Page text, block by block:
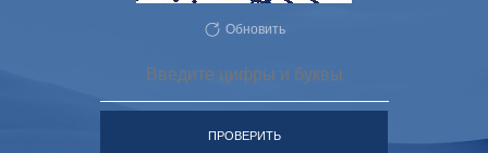
Обновить
ПРОВЕРИТЬ